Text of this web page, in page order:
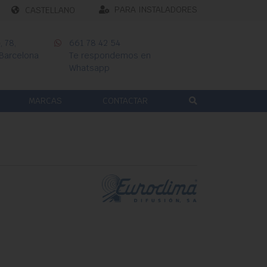
CASTELLANO PARA INSTALADORES
661 78 42 54
Te respondemos en
Whatsapp
MARCAS CONTACTAR